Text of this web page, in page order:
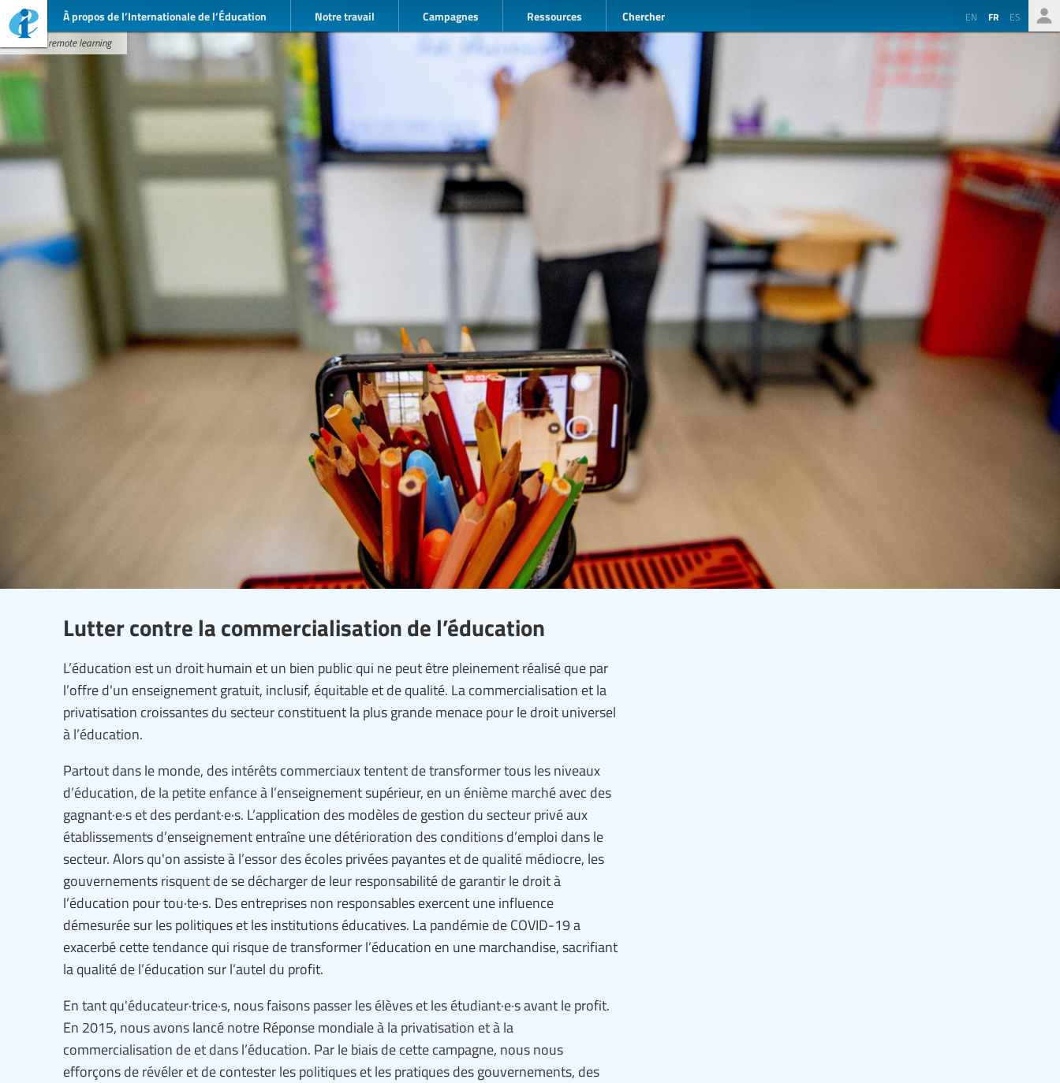
À propos de l’Internationale de l’Éducation Notre travail Campagnes Ressources Chercher EN FR ES
teacher remote learning
Lutter contre la commercialisation de l’éducation
L’éducation est un droit humain et un bien public qui ne peut être pleinement réalisé que par
l’offre d'un enseignement gratuit, inclusif, équitable et de qualité. La commercialisation et la
privatisation croissantes du secteur constituent la plus grande menace pour le droit universel
à l’éducation.
Partout dans le monde, des intérêts commerciaux tentent de transformer tous les niveaux
d’éducation, de la petite enfance à l’enseignement supérieur, en un énième marché avec des
gagnant·e·s et des perdant·e·s. L’application des modèles de gestion du secteur privé aux
établissements d’enseignement entraîne une détérioration des conditions d’emploi dans le
secteur. Alors qu'on assiste à l’essor des écoles privées payantes et de qualité médiocre, les
gouvernements risquent de se décharger de leur responsabilité de garantir le droit à
l’éducation pour tou·te·s. Des entreprises non responsables exercent une influence
démesurée sur les politiques et les institutions éducatives. La pandémie de COVID-19 a
exacerbé cette tendance qui risque de transformer l’éducation en une marchandise, sacrifiant
la qualité de l’éducation sur l’autel du profit.
En tant qu'éducateur·trice·s, nous faisons passer les élèves et les étudiant·e·s avant le profit.
En 2015, nous avons lancé notre Réponse mondiale à la privatisation et à la
commercialisation de et dans l’éducation. Par le biais de cette campagne, nous nous
efforçons de révéler et de contester les politiques et les pratiques des gouvernements, des